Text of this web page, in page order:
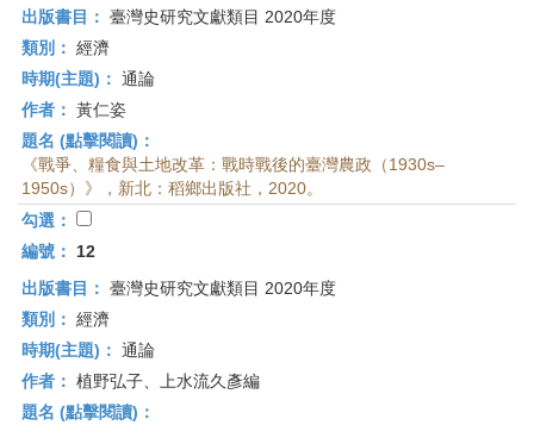
出版書目： 臺灣史研究文獻類目 2020年度
類別： 經濟
時期(主題)： 通論
作者： 黃仁姿
題名 (點擊閱讀)：
《戰爭、糧食與土地改革：戰時戰後的臺灣農政（1930s–
1950s）》，新北：稻鄉出版社，2020。
勾選：
編號：
12
出版書目： 臺灣史研究文獻類目 2020年度
類別： 經濟
時期(主題)： 通論
作者： 植野弘子、上水流久彥編
題名 (點擊閱讀)：